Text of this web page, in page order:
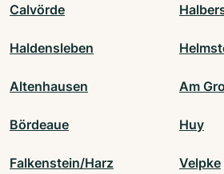
Calvörde
Haldensleben
Altenhausen Am
Bördeaue Huy
Falkenstein/Harz Velpke